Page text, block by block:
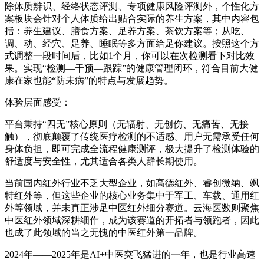
除体质辨识、经络状态评测、专项健康风险评测外，个性化方
案板块会针对个人体质给出贴合实际的养生方案，其中内容包
括：养生建议、膳食方案、足养方案、茶饮方案等；从吃、
调、动、经穴、足养、睡眠等多方面给足你建议。按照这个方
式调整一段时间后，比如1个月，你可以在次检测看下对比效
果。实现“检测—干预—跟踪”的健康管理闭环，符合目前大健
康在家也能“防未病”的特点与发展趋势。
体验层面感受：
平台秉持“四无”核心原则（无辐射、无创伤、无痛苦、无接
触），彻底颠覆了传统医疗检测的不适感。用户无需承受任何
身体负担，即可完成全流程健康测评，极大提升了检测体验的
舒适度与安全性，尤其适合各类人群长期使用。
当前国内红外行业不乏大型企业，如高德红外、睿创微纳、飒
特红外等，但这些企业的核心业务集中于军工、车载、通用红
外等领域，并未真正涉足中医红外细分赛道。云海医数则聚焦
中医红外领域深耕细作，成为该赛道的开拓者与领跑者，因此
也成了此领域的当之无愧的中医红外第一品牌。
2024年——2025年是AI+中医突飞猛进的一年，也是行业高速